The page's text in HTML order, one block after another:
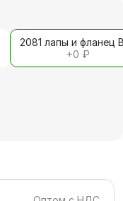
2081 лапы и фланец
+0 ₽